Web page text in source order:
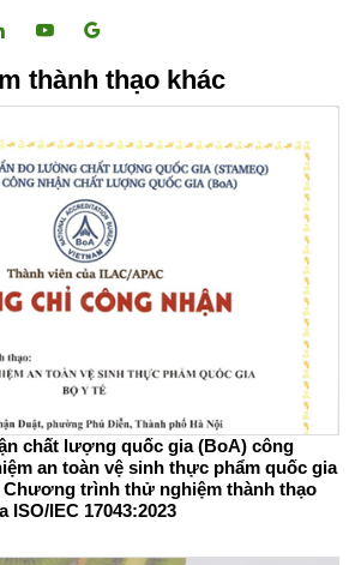
thành thạo khác
chất lượng quốc gia (BoA) công
ISO/IEC 17043:2023